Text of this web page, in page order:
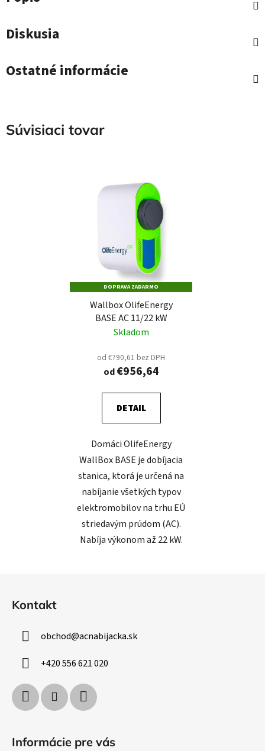
Diskusia
Ostatné informácie
Súvisiaci tovar
DOPRAVA ZADARMO
Wallbox OlifeEnergy
BASE AC 11/22 kW
Skladom
od €790,61 bez DPH
od€956,64
DETAIL
Domáci OlifeEnergy
WallBox BASE je dobíjacia
stanica, ktorá je určená na
nabíjanie všetkých typov
elektromobilov na trhu EÚ
striedavým prúdom (AC).
Nabíja výkonom až 22 kW.
Kontakt
obchod@acnabijacka.sk
+420 556 621 020
Informácie pre vás